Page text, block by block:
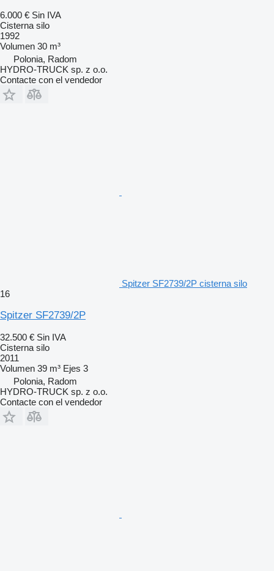
6.000 € Sin IVA
Cisterna silo
1992
Volumen 30 m³
Polonia, Radom
HYDRO-TRUCK sp. z o.o.
Contacte con el vendedor
Spitzer SF2739/2P cisterna silo
16
Spitzer SF2739/2P
32.500 € Sin IVA
Cisterna silo
2011
Volumen 39 m³ Ejes 3
Polonia, Radom
HYDRO-TRUCK sp. z o.o.
Contacte con el vendedor